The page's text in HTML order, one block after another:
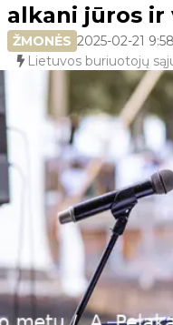
alkani jūros ir
ŽMONĖS 2025-02-21 9:58
Lietuvos buriuotojų